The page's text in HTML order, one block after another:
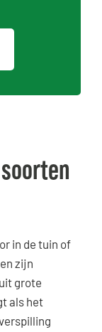
in de tuin of
zijn
grote
als het